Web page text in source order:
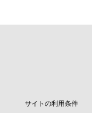
サイトの利用条件